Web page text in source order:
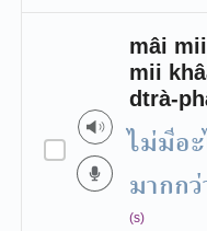
mâi
mii
dtrà-
ไม่มีอ
มากก
(s)